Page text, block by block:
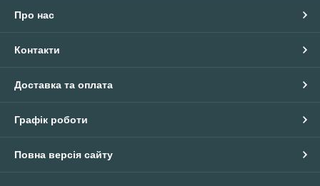
Про нас
Контакти
Доставка та оплата
Графік роботи
Повна версія сайту